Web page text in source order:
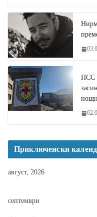
ПСС
Приключенски
август, 2026
септември